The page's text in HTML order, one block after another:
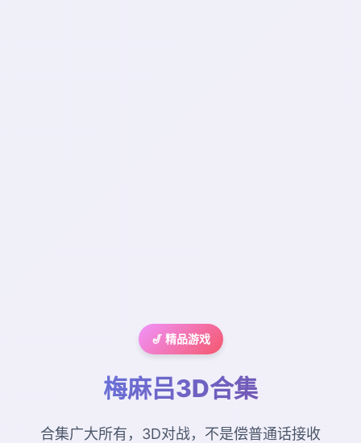
🎷 精品游戏
梅麻吕3D合集
合集广大所有，3D对战，不是偿普通话接收